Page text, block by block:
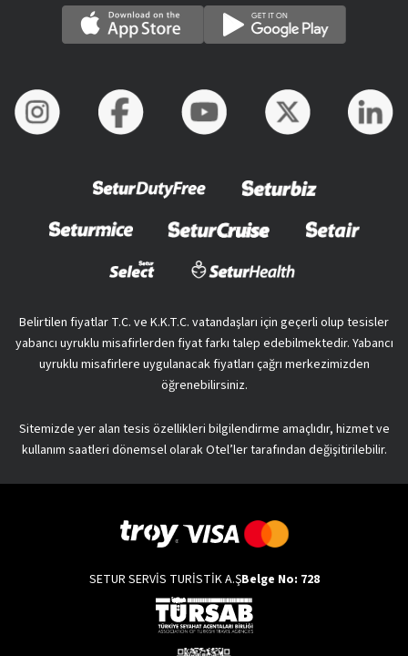
Belirtilen fiyatlar T.C. ve K.K.T.C. vatandaşları için geçerli olup tesisler
yabancı uyruklu misafirlerden fiyat farkı talep edebilmektedir. Yabancı
uyruklu misafirlere uygulanacak fiyatları çağrı merkezimizden
öğrenebilirsiniz.
Sitemizde yer alan tesis özellikleri bilgilendirme amaçlıdır, hizmet ve
kullanım saatleri dönemsel olarak Otel’ler tarafından değişitirilebilir.
SETUR SERVİS TURİSTİK A.ŞBelge No: 728